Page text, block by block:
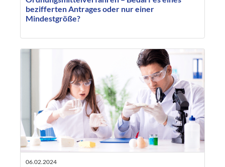
bezifferten Antrages oder nur einer
Mindestgröße?
06.02.2024